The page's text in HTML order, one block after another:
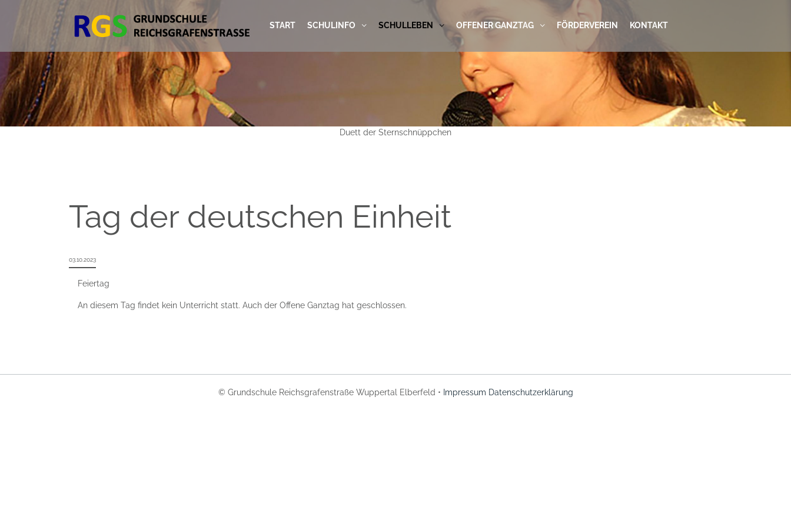
START SCHULINFO SCHULLEBEN OFFENER GANZTAG FÖRDERVEREIN KONTAKT
Duett der Sternschnüppchen
Tag der deutschen Einheit
03.10.2023
Feiertag
An diesem Tag findet kein Unterricht statt. Auch der Offene Ganztag hat geschlossen.
© Grundschule Reichsgrafenstraße Wuppertal Elberfeld • Impressum Datenschutzerklärung